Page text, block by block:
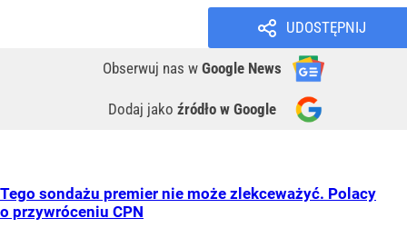
UDOSTĘPNIJ
Obserwuj nas w Google News
Dodaj jako źródło w Google
Tego sondażu premier nie może zlekceważyć. Polacy
o przywróceniu CPN